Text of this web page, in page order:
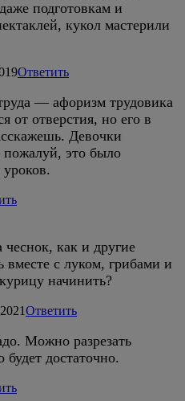
подготовкам и
кукол мастерили
Ответить
— афоризм трудовика
от отверстия, но его в
Девочки
это было
как и другие
вместе с луком, грибами и
начинить?
Ответить
Можно разрезать
будет достаточно.